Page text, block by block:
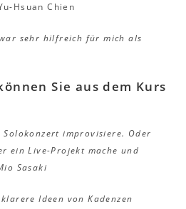
Hsuan Chien
sehr hilfreich für mich als
Sie aus dem Kurs
Solokonzert improvisiere. Oder
ein Live-Projekt mache und
Sasaki
Ideen von Kadenzen